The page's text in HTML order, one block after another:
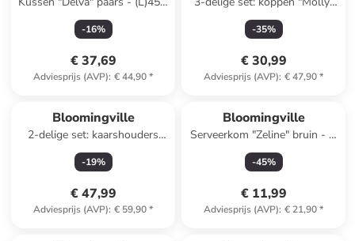
(B)45 cm
-16%
€ 37,69
Adviesprijs (AVP): € 44,90*
-35%
€ 30,99
Adviesprijs (AVP): € 47,90*
Bloomingville
2-delige set: kaarshouders
''Mamie'' beige/bruin
-19%
€ 47,99
Adviesprijs (AVP): € 59,90*
Bloomingville
Serveerkom "Zeline" bruin - Ø
15 cm
-45%
€ 11,99
Adviesprijs (AVP): € 21,90*